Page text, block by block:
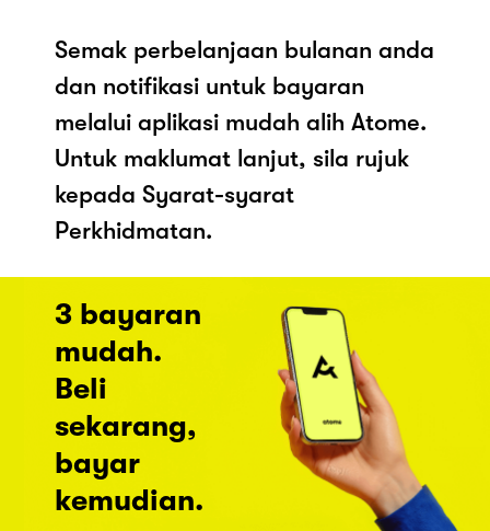
Semak perbelanjaan bulanan anda
dan notifikasi untuk bayaran
melalui aplikasi mudah alih Atome.
Untuk maklumat lanjut, sila rujuk
kepada Syarat-syarat
Perkhidmatan.
3 bayaran
mudah.
Beli
sekarang,
bayar
kemudian.